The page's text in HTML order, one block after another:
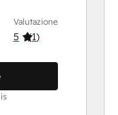
Valutazione
5 (1)